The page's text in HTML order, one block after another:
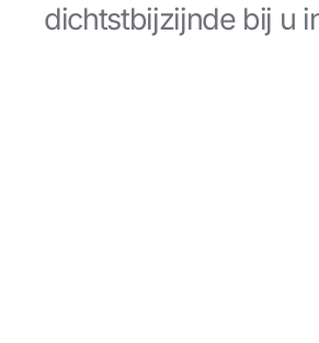
dichtstbijzijnde bij u